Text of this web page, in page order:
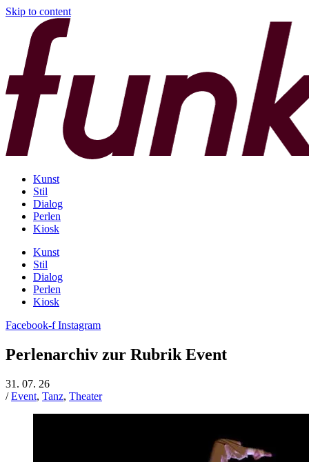
Skip to content
Kunst
Stil
Dialog
Perlen
Kiosk
Kunst
Stil
Dialog
Perlen
Kiosk
Facebook-f Instagram
Perlenarchiv zur Rubrik Event
31. 07. 26
/Event, Tanz, Theater